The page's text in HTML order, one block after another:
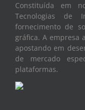
Constituída em
Tecnologias de
fornecimento de
gráfica. A empresa
apostando em
de mercado
plataformas.